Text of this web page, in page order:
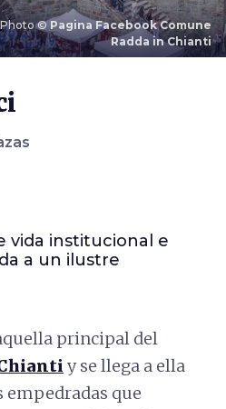
Photo © Pagina Facebook Comune
Radda in Chianti
vida institucional e
a un ilustre
principal del
y se llega a ella
empedradas que